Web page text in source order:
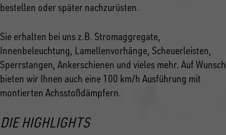
bestellen oder später nachzurüsten.
Sie erhalten bei uns z.B. Stromaggregate,
Innenbeleuchtung, Lamellenvorhänge, Scheuerleisten,
Sperrstangen, Ankerschienen und vieles mehr. Auf Wunsch
bieten wir Ihnen auch eine 100 km/h Ausführung mit
montierten Achsstoßdämpfern.
DIE HIGHLIGHTS